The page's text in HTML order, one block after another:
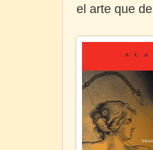
el arte que